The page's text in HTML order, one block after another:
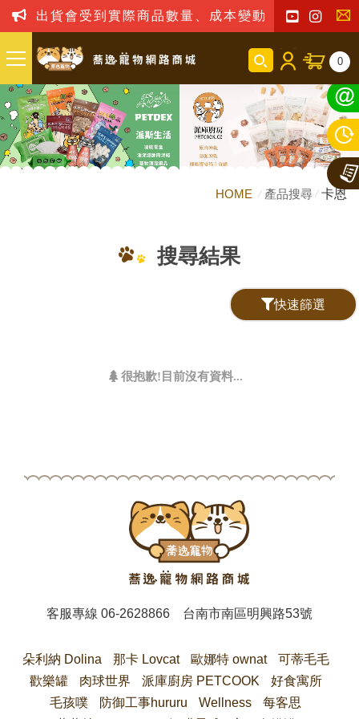
出貨會受到實際商品數量、成本變動之影響，我
聯
我
們
0
HOME 產品搜尋 卡恩
搜尋結果
快速篩選
很抱歉!目前沒有資料...
客服專線06-2628866 台南市南區明興路53號
朵利納 Dolina 那卡 Lovcat 歐娜特 ownat
可蒂毛毛
歡樂罐
肉球世界 派庫廚房 PETCOOK
好食寓所
毛孩噗
防御工事hururu Wellness
每客思